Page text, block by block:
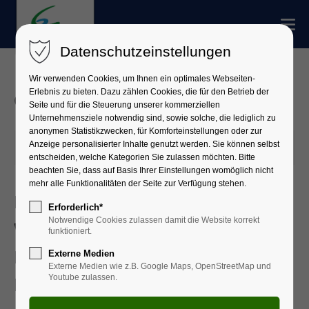
Öffentlichkeitsbeteiligungen
21.05.2025 10:34
Festsetzung eines
Wasserschutzgebietes für die
Brunnen I, III und IV des Marktes
Kleinwallstadt
Datenschutzeinstellungen
Wir verwenden Cookies, um Ihnen ein optimales Webseiten-
Erlebnis zu bieten. Dazu zählen Cookies, die für den Betrieb der
Seite und für die Steuerung unserer kommerziellen
Unternehmensziele notwendig sind, sowie solche, die lediglich zu
anonymen Statistikzwecken, für Komforteinstellungen oder zur
Anzeige personalisierter Inhalte genutzt werden. Sie können selbst
entscheiden, welche Kategorien Sie zulassen möchten. Bitte
beachten Sie, dass auf Basis Ihrer Einstellungen womöglich nicht
mehr alle Funktionalitäten der Seite zur Verfügung stehen.
Erforderlich*
Notwendige Cookies zulassen damit die Website korrekt
funktioniert.
Externe Medien
Externe Medien wie z.B. Google Maps, OpenStreetMap und
Youtube zulassen.